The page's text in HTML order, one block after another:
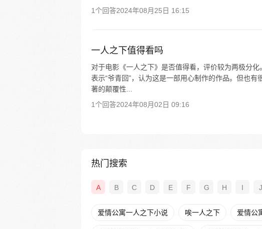
1个回答2024年08月25日 16:15
一人之下值得看吗
对于电影《一人之下》是否值得看，评价较为两极分
表示“爷青回”，认为这是一部用心制作的作品。但也
著的颠覆性...
1个回答2024年08月02日 09:16
热门搜索
A B C D E F G H I J
爱情公寓一人之下小说 唉一人之下 爱情公